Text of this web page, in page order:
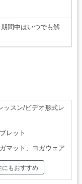
間中はいつでも解
ッスン/ビデオ形式レ
レット
マット、ヨガウェア
にもおすすめ